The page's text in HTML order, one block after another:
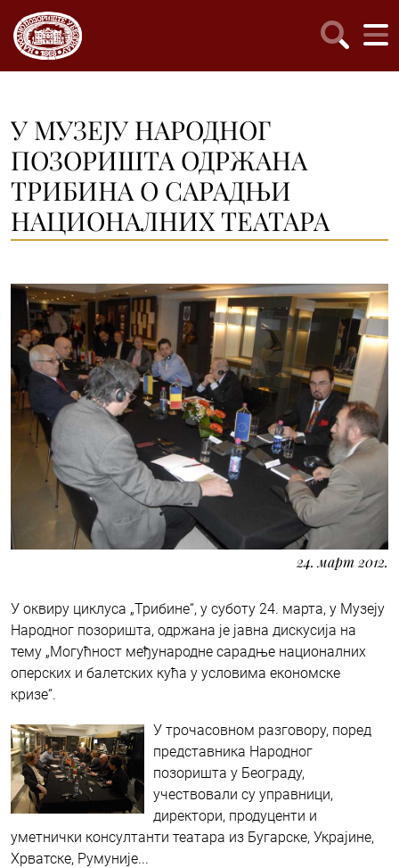
У МУЗЕЈУ НАРОДНОГ
ПОЗОРИШТА ОДРЖАНА
ТРИБИНА О САРАДЊИ
НАЦИОНАЛНИХ ТЕАТАРА
24. март 2012.
У оквиру циклуса „Трибине“, у суботу 24. марта, у Музеју
Народног позоришта, одржана је јавна дискусија на
тему „Могућност међународне сарадње националних
оперских и балетских кућа у условима економске
кризе“.
У трочасовном разговору, поред
представника Народног
позоришта у Београду,
учествовали су управници,
директори, продуценти и
уметнички консултанти театара из Бугарске, Украјине,
Хрватске, Румуније...